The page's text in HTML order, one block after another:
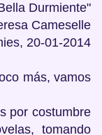
Durmiente"
Cameselle
20-01-2014
más, vamos
por costumbre
tomando